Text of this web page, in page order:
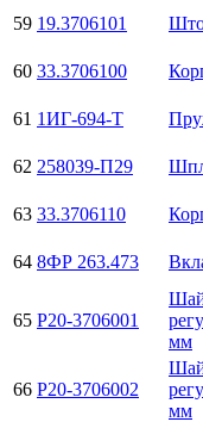
59 19.3706101
60 33.3706100
61 1ИГ-694-Т
62 258039-П29
63 33.3706110
64 8ФР 263.473
65 Р20-3706001
мм
66 Р20-3706002
мм